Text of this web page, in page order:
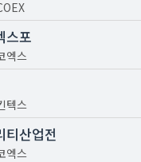
스포
엑스
텍스
티산업전
엑스